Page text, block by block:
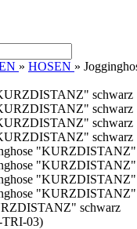
» HOSEN »
schwarz
TRI-03)